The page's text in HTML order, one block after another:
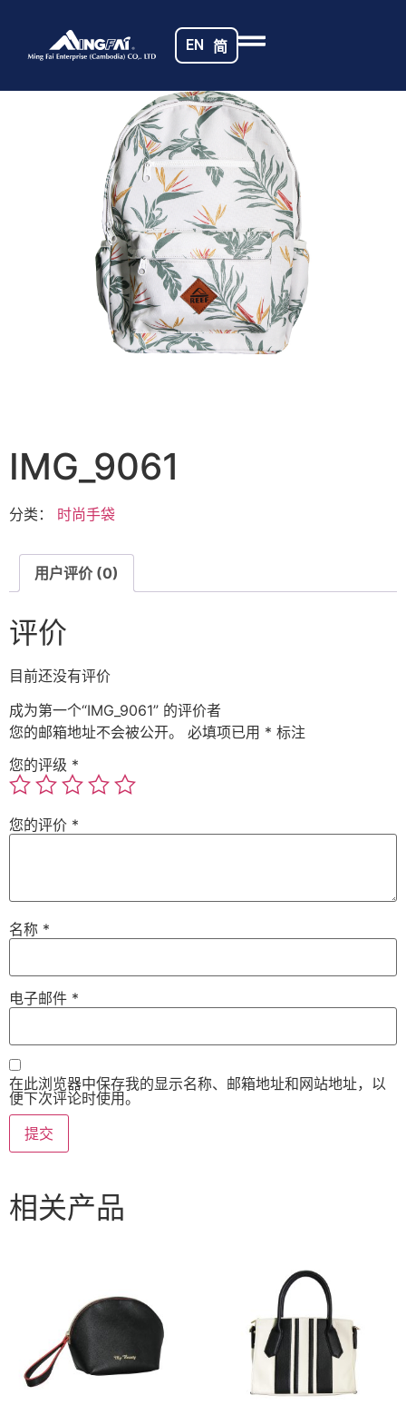
EN 简
IMG_9061
分类： 时尚手袋
用户评价 (0)
评价
目前还没有评价
成为第一个“IMG_9061” 的评价者
您的邮箱地址不会被公开。
必填项已用 * 标注
您的评级 *
您的评价 *
名称 *
电子邮件 *
在此浏览器中保存我的显示名称、邮箱地址和网站地址，以
便下次评论时使用。
相关产品